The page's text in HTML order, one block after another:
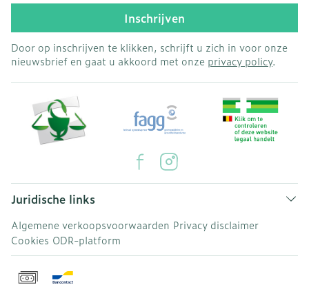
Inschrijven
Door op inschrijven te klikken, schrijft u zich in voor onze
nieuwsbrief en gaat u akkoord met onze privacy policy.
Juridische links
Algemene verkoopsvoorwaarden Privacy disclaimer
Cookies ODR-platform